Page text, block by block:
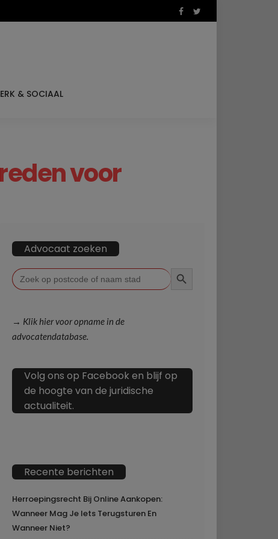
& SOCIAAL
voor
Advocaat zoeken
Zoek
naar:
→ Klik hier voor opname in de
advocatendatabase.
Volg ons op Facebook en blijf op
de hoogte van de juridische
actualiteit.
Recente berichten
Herroepingsrecht Bij Online Aankopen:
Wanneer Mag Je Iets Terugsturen En
Wanneer Niet?